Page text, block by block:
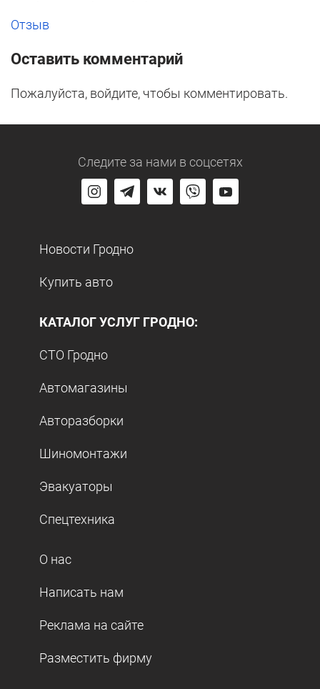
Отзыв
Оставить комментарий
Пожалуйста, войдите, чтобы комментировать.
Следите за нами в соцсетях
Новости Гродно
Купить авто
КАТАЛОГ УСЛУГ ГРОДНО:
СТО Гродно
Автомагазины
Авторазборки
Шиномонтажи
Эвакуаторы
Спецтехника
О нас
Написать нам
Реклама на сайте
Разместить фирму